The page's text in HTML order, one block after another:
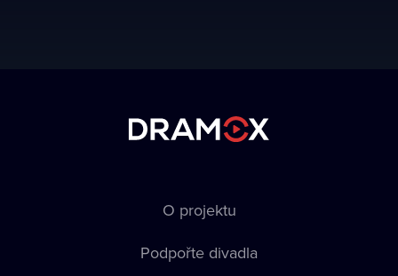
O projektu
Podpořte divadla